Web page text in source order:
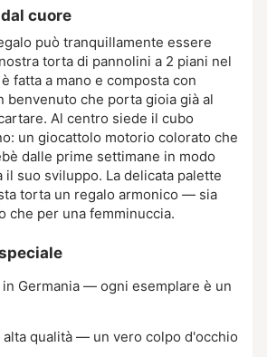
cuore
può tranquillamente essere
torta di pannolini a 2 piani nel
fatta a mano e composta con
che porta gioia già al
Al centro siede il cubo
un giocattolo motorio colorato che
dalle prime settimane in modo
il suo sviluppo. La delicata palette
torta un regalo armonico — sia
che per una femminuccia.
in Germania — ogni esemplare è un
alta qualità — un vero colpo d'occhio